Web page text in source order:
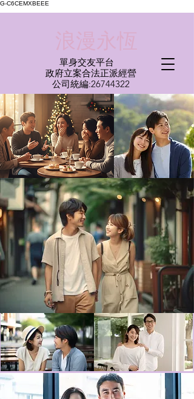
G-C6CEMXBEEE
單身交友平台
​政府立案合法正派經營​
​公司統編:26744322
​浪漫永恆